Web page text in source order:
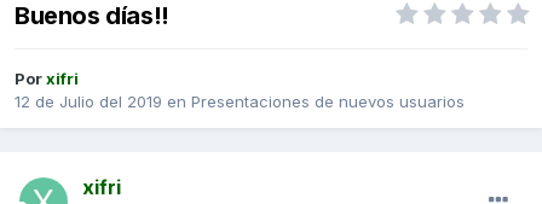
Buenos días!!
Porxifri
12 de Julio del 2019 en Presentaciones de nuevos usuarios
xifri